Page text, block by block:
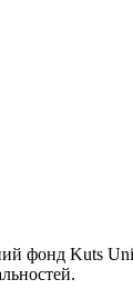
фонд Kuts